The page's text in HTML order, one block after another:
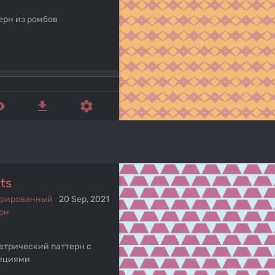
из ромбов
get_app settings
20 Sep, 2021
паттерн с